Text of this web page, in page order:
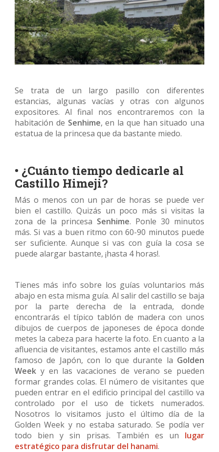
Se trata de un largo pasillo con diferentes
estancias, algunas vacías y otras con algunos
expositores. Al final nos encontraremos con la
habitación de Senhime, en la que han situado una
estatua de la princesa que da bastante miedo.
• ¿Cuánto tiempo dedicarle al
Castillo Himeji?
Más o menos con un par de horas se puede ver
bien el castillo. Quizás un poco más si visitas la
zona de la princesa Senhime. Ponle 30 minutos
más. Si vas a buen ritmo con 60-90 minutos puede
ser suficiente. Aunque si vas con guía la cosa se
puede alargar bastante, ¡hasta 4 horas!.
Tienes más info sobre los guías voluntarios más
abajo en esta misma guía. Al salir del castillo se baja
por la parte derecha de la entrada, donde
encontrarás el típico tablón de madera con unos
dibujos de cuerpos de japoneses de época donde
metes la cabeza para hacerte la foto. En cuanto a la
afluencia de visitantes, estamos ante el castillo más
famoso de Japón, con lo que durante la Golden
Week y en las vacaciones de verano se pueden
formar grandes colas. El número de visitantes que
pueden entrar en el edificio principal del castillo va
controlado por el uso de tickets numerados.
Nosotros lo visitamos justo el último día de la
Golden Week y no estaba saturado. Se podía ver
todo bien y sin prisas. También es un lugar
estratégico para disfrutar del hanami.